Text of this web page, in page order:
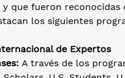
que fueron reconocidas
los siguientes
de Expertos
A través de los